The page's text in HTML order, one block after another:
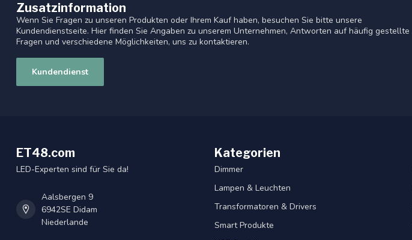
Zusatzinformation
Wenn Sie Fragen zu unseren Produkten oder Ihrem Kauf haben, besuchen Sie bitte unsere
Kundendienstseite. Hier finden Sie Angaben zu unserem Unternehmen, Antworten auf häufig gestellte
Fragen und verschiedene Möglichkeiten, uns zu kontaktieren.
Kundendienst
ET48.com
LED-Experten sind für Sie da!
Aalsbergen 9
6942SE Didam
Niederlande
Kategorien
Dimmer
Lampen & Leuchten
Transformatoren & Drivers
Smart Produkte